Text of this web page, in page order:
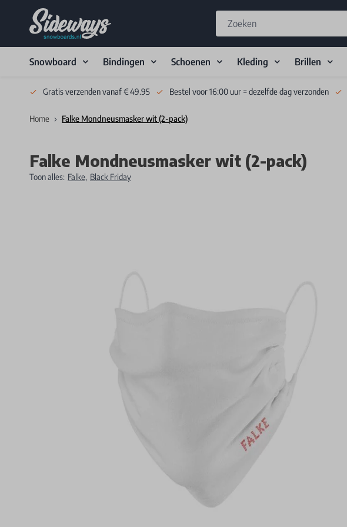
Snowboard Bindingen Schoenen Kleding Brillen
Gratis verzenden vanaf € 49.95 Bestel voor 16:00 uur = dezelfde dag verzonden
Home Falke Mondneusmasker wit (2-pack)
Falke Mondneusmasker wit (2-pack)
Toon alles: Falke, Black Friday